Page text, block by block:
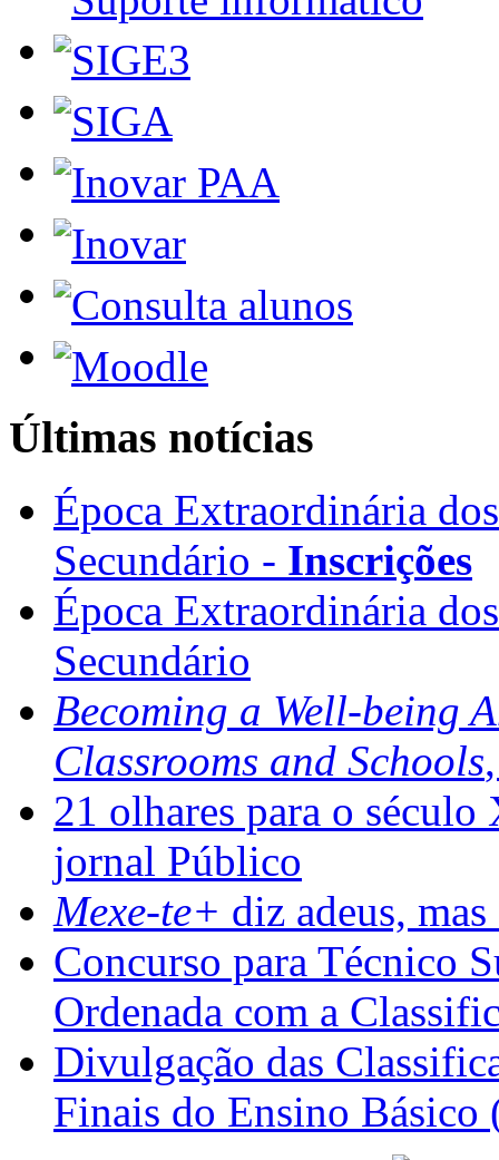
Últimas notícias
Época Extraordinária
Secundário - Inscrições
Época Extraordinária
Secundário
Becoming a Well-being
Classrooms and Schools
21 olhares para o
jornal Público
Mexe-te+ diz adeus,
Concurso para Técnico
Ordenada com a
Divulgação das
Finais do Ensino Básico